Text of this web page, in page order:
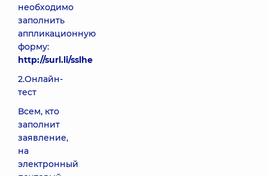
необходимо
заполнить
аппликационную
форму:
http://surl.li/sslhe
2.Онлайн-
тест
Всем, кто
заполнит
заявление,
на
электронный